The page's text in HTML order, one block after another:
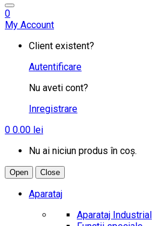
0
My Account
Client existent?
Autentificare
Nu aveti cont?
Inregistrare
0 0.00 lei
Nu ai niciun produs în coș.
Open Close
Aparataj
Aparataj Industrial